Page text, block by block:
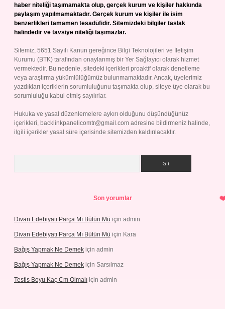
haber niteliği taşımamakta olup, gerçek kurum ve kişiler hakkında
paylaşım yapılmamaktadır. Gerçek kurum ve kişiler ile isim
benzerlikleri tamamen tesadüfidir. Sitemizdeki bilgiler taslak
halindedir ve tavsiye niteliği taşımazlar.
Sitemiz, 5651 Sayılı Kanun gereğince Bilgi Teknolojileri ve İletişim
Kurumu (BTK) tarafından onaylanmış bir Yer Sağlayıcı olarak hizmet
vermektedir. Bu nedenle, sitedeki içerikleri proaktif olarak denetleme
veya araştırma yükümlülüğümüz bulunmamaktadır. Ancak, üyelerimiz
yazdıkları içeriklerin sorumluluğunu taşımakta olup, siteye üye olarak bu
sorumluluğu kabul etmiş sayılırlar.
Hukuka ve yasal düzenlemelere aykırı olduğunu düşündüğünüz
içerikleri, backlinkpanelicomtr@gmail.com adresine bildirmeniz halinde,
ilgili içerikler yasal süre içerisinde sitemizden kaldırılacaktır.
Son yorumlar
Divan Edebiyatı Parça Mı Bütün Mü için admin
Divan Edebiyatı Parça Mı Bütün Mü için Kara
Bağış Yapmak Ne Demek için admin
Bağış Yapmak Ne Demek için Sarsılmaz
Testis Boyu Kaç Cm Olmalı için admin